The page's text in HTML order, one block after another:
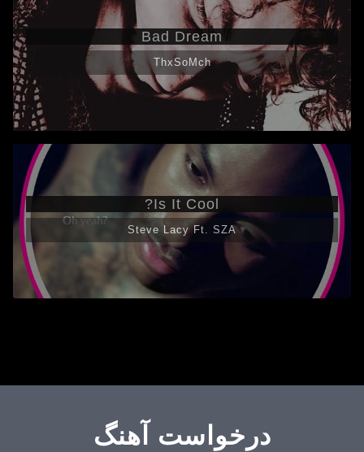
Bad Dream
ThxSoMch
Is It Cool?
Steve Lacy Ft. SZA
درخواست آهنگ